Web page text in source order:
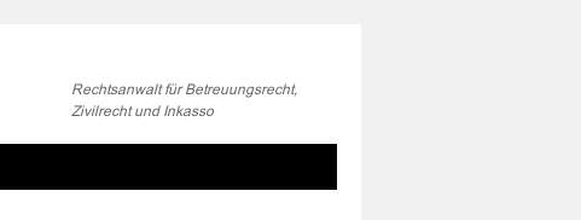
Rechtsanwalt für Betreuungsrecht,
Zivilrecht und Inkasso